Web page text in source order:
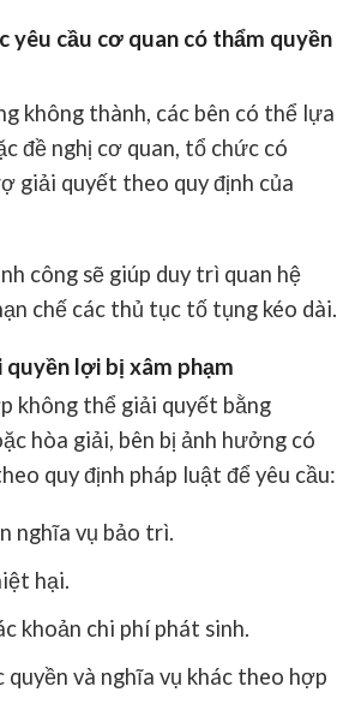
yêu cầu cơ quan có thẩm quyền
không thành, các bên có thể lựa
đề nghị cơ quan, tổ chức có
giải quyết theo quy định của
công sẽ giúp duy trì quan hệ
chế các thủ tục tố tụng kéo dài.
quyền lợi bị xâm phạm
không thể giải quyết bằng
hòa giải, bên bị ảnh hưởng có
quy định pháp luật để yêu cầu:
nghĩa vụ bảo trì.
hại.
khoản chi phí phát sinh.
quyền và nghĩa vụ khác theo hợp